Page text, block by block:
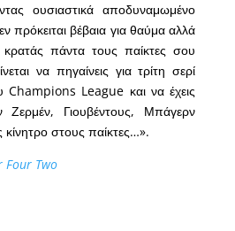
ουσιαστικά αποδυναμωμένο
πρόκειται βέβαια για θαύμα αλλά
πάντα τους παίκτες σου
να πηγαίνεις για τρίτη σερί
Champions League και να έχεις
Ζερμέν, Γιουβέντους, Μπάγερν
κίνητρο στους παίκτες…».
Four Two